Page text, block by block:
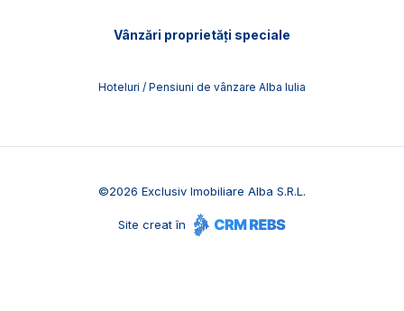
Vânzări proprietăți speciale
Hoteluri / Pensiuni de vânzare Alba Iulia
©2026 Exclusiv Imobiliare Alba S.R.L.
Site creat în